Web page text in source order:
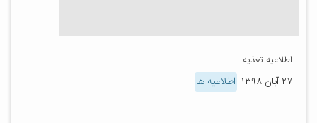
اطلاعیه تغذیه
۲۷ آبان ۱۳۹۸ اطلاعیه ها